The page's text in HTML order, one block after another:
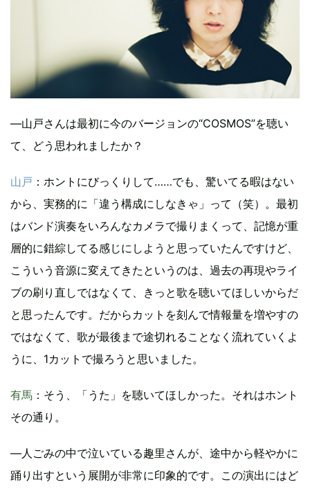
―山戸さんは最初に今のバージョンの“COSMOS”を聴い
て、どう思われましたか？
山戸 ：ホントにびっくりして……でも、驚いてる暇はない
から、実務的に「違う構成にしなきゃ」って（笑）。最初
はバンド演奏をいろんなカメラで撮りまくって、記憶が重
層的に錯綜してる感じにしようと思っていたんですけど、
こういう音源に変えてきたというのは、過去の再現やライ
ブの刷り直しではなくて、きっと歌を聴いてほしいからだ
と思ったんです。だからカットを刻んで情報量を増やすの
ではなくて、歌が最後まで途切れることなく流れていくよ
うに、1カットで撮ろうと思いました。
有馬 ：そう、「うた」を聴いてほしかった。それはホント
その通り。
―人ごみの中で泣いている趣里さんが、途中から軽やかに
踊り出すという展開が非常に印象的です。この演出にはど